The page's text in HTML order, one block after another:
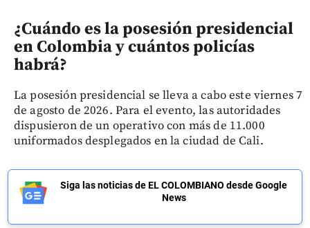
¿Cuándo es la posesión presidencial
en Colombia y cuántos policías
habrá?
La posesión presidencial se lleva a cabo este viernes 7
de agosto de 2026. Para el evento, las autoridades
dispusieron de un operativo con más de 11.000
uniformados desplegados en la ciudad de Cali.
Siga las noticias de EL COLOMBIANO desde Google
News